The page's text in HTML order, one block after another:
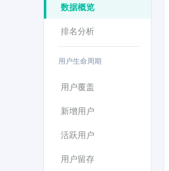
随时分享，工
矫正、去除杂质
档、分享查阅不
个文件、页面随
支持内容涂抹
乎还原文件的
片提取文字无困
精准识别图片
去手写，拍照一
电脑多端可看
【语音转文字
描合同、专业
公。学生：课堂
数据概览
排名分析
用户生命周期
用户覆盖
新增用户
活跃用户
用户留存